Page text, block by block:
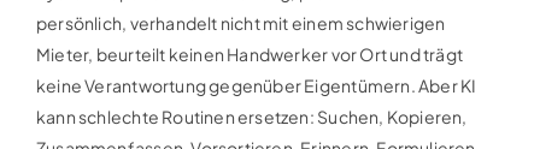
persönlich, verhandelt nicht mit einem schwierigen
Mieter, beurteilt keinen Handwerker vor Ort und trägt
keine Verantwortung gegenüber Eigentümern. Aber KI
kann schlechte Routinen ersetzen: Suchen, Kopieren,